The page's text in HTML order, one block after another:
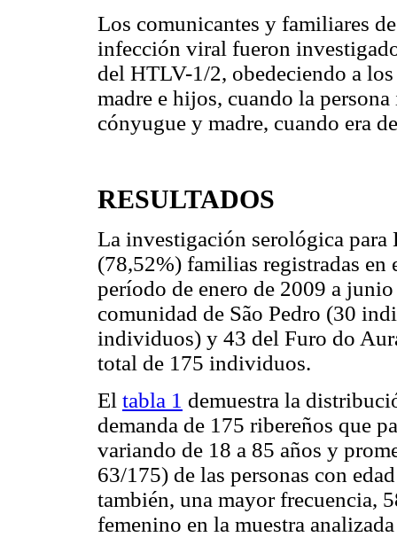
Los comunicantes y familiares
infección viral fueron
del HTLV-1/2, obedeciendo a
madre e hijos, cuando la
cónyugue y madre, cuando era
RESULTADOS
La investigación serológica para
(78,52%) familias registradas en
período de enero de 2009 a
comunidad de São Pedro (30
individuos) y 43 del Furo do
total de 175 individuos.
El tabla 1 demuestra la
demanda de 175 ribereños que
variando de 18 a 85 años y
63/175) de las personas con
también, una mayor frecuencia,
femenino en la muestra